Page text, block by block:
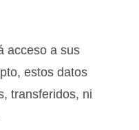
acceso a sus
estos datos
transferidos, ni